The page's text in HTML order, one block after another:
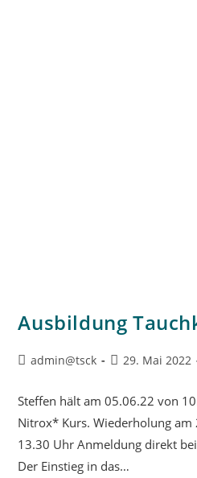
Ausbildung
admin@tsck 29. Mai 2022
Steffen hält am 05.06.22 von
Nitrox* Kurs. Wiederholung
13.30 Uhr Anmeldung direkt
Der Einstieg in das…